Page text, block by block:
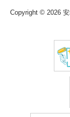
Copyright © 2026